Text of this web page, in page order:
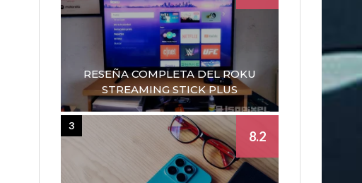
RESEÑA COMPLETA DEL ROKU
STREAMING STICK PLUS
8.2
3